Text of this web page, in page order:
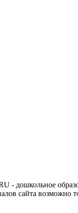
- дошкольное
сайта возможно